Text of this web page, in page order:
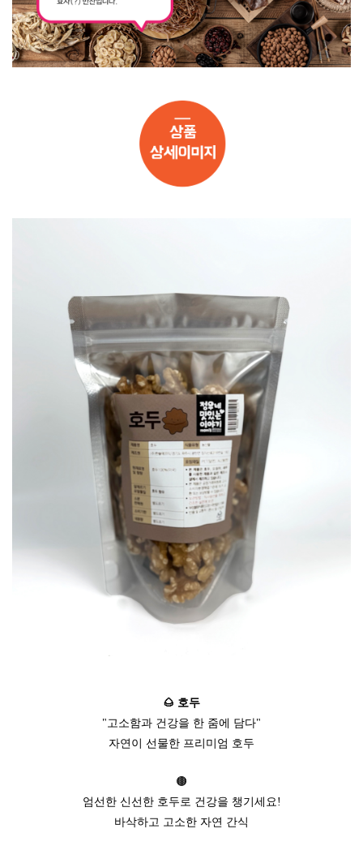
🌰 호두
"고소함과 건강을 한 줌에 담다"
자연이 선물한 프리미엄 호두
🟤
엄선한 신선한 호두로 건강을 챙기세요!
바삭하고 고소한 자연 간식